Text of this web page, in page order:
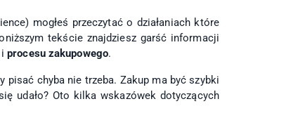
mogłeś przeczytać o działaniach które
tekście znajdziesz garść informacji
procesu zakupowego.
pisać chyba nie trzeba. Zakup ma być szybki
udało? Oto kilka wskazówek dotyczących